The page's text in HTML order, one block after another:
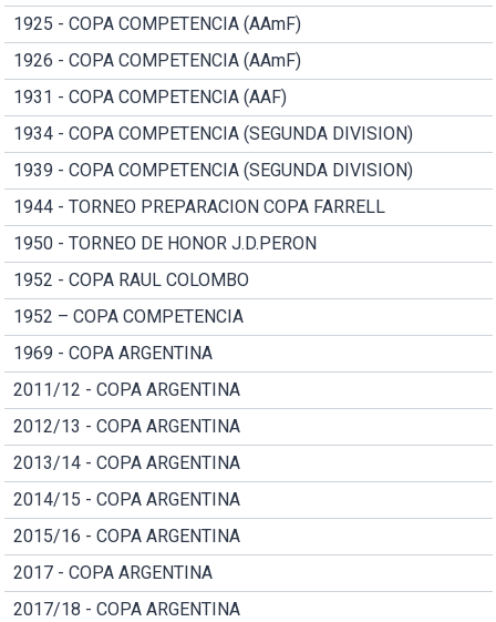
1925 - COPA COMPETENCIA (AAmF)
1926 - COPA COMPETENCIA (AAmF)
1931 - COPA COMPETENCIA (AAF)
1934 - COPA COMPETENCIA (SEGUNDA DIVISION)
1939 - COPA COMPETENCIA (SEGUNDA DIVISION)
1944 - TORNEO PREPARACION COPA FARRELL
1950 - TORNEO DE HONOR J.D.PERON
1952 - COPA RAUL COLOMBO
1952 – COPA COMPETENCIA
1969 - COPA ARGENTINA
2011/12 - COPA ARGENTINA
2012/13 - COPA ARGENTINA
2013/14 - COPA ARGENTINA
2014/15 - COPA ARGENTINA
2015/16 - COPA ARGENTINA
2017 - COPA ARGENTINA
2017/18 - COPA ARGENTINA